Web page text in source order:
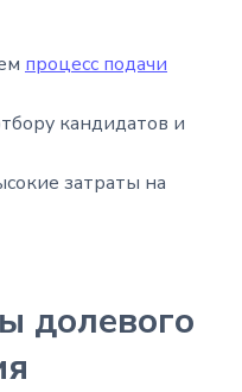
процесс подачи
кандидатов и
затраты на
долевого